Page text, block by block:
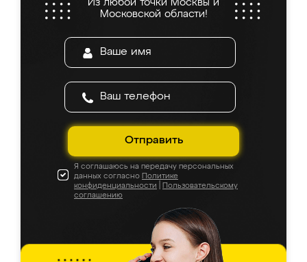
Из любой точки Москвы и
Московской области!
Отправить
Я соглашаюсь на передачу персональных
данных согласно Политике
конфиденциальности
Пользовательскому
соглашению